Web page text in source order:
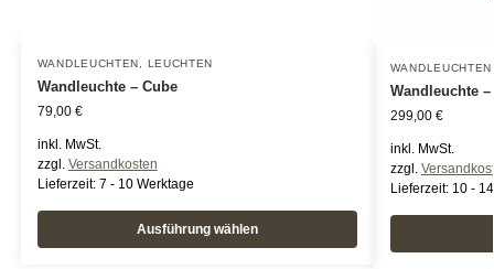
WANDLEUCHTEN LEUCHTEN
Wandleuchte – Cube
79,00 €
inkl. MwSt.
zzgl. Versandkosten
Lieferzeit: 7 - 10 Werktage
Ausführung wählen
WANDLEUCHTEN
Wandleuchte –
299,00 €
inkl. MwSt.
zzgl.
Lieferzeit: 10 -